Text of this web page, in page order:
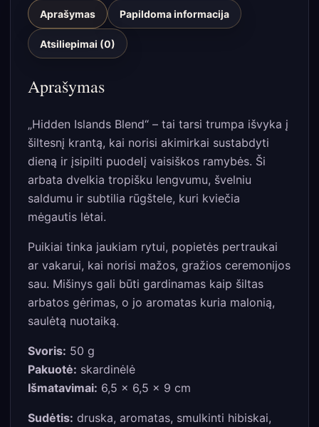
Aprašymas Papildoma informacija
Atsiliepimai (0)
Aprašymas
„Hidden Islands Blend“ – tai tarsi trumpa išvyka į
šiltesnį krantą, kai norisi akimirkai sustabdyti
dieną ir įsipilti puodelį vaisiškos ramybės. Ši
arbata dvelkia tropišku lengvumu, švelniu
saldumu ir subtilia rūgštele, kuri kviečia
mėgautis lėtai.
Puikiai tinka jaukiam rytui, popietės pertraukai
ar vakarui, kai norisi mažos, gražios ceremonijos
sau. Mišinys gali būti gardinamas kaip šiltas
arbatos gėrimas, o jo aromatas kuria malonią,
saulėtą nuotaiką.
Svoris: 50 g
Pakuotė: skardinėlė
Išmatavimai: 6,5 × 6,5 × 9 cm
Sudėtis: druska, aromatas, smulkinti hibiskai,